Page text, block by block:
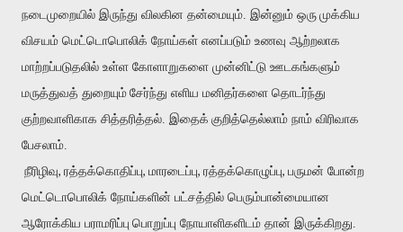
நடைமுறையில் இருந்து விலகின தன்மையும். இன்னும் ஒரு முக்கிய
விசயம் மெட்டொபொலிக் நோய்கள் எனப்படும் உணவு ஆற்றலாக
மாற்றப்படுதலில் உள்ள கோளாறுகளை முன்னிட்டு ஊடகங்களும்
மருத்துவத் துறையும் சேர்ந்து எளிய மனிதர்களை தொடர்ந்து
குற்றவாளிகாக சித்தரித்தல். இதைக் குறித்தெல்லாம் நாம் விரிவாக
பேசலாம்.
நீரிழிவு, ரத்தக்கொதிப்பு, மாரடைப்பு, ரத்தக்கொழுப்பு, பருமன் போன்ற
மெட்டொபொலிக் நோய்களின் பட்சத்தில் பெரும்பான்மையான
ஆரோக்கிய பராமரிப்பு பொறுப்பு நோயாளிகளிடம் தான் இருக்கிறது.